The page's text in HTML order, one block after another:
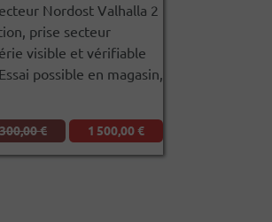
Nordost Valhalla 2
prise secteur
visible et vérifiable
possible en magasin,
€ 1 500,00 €